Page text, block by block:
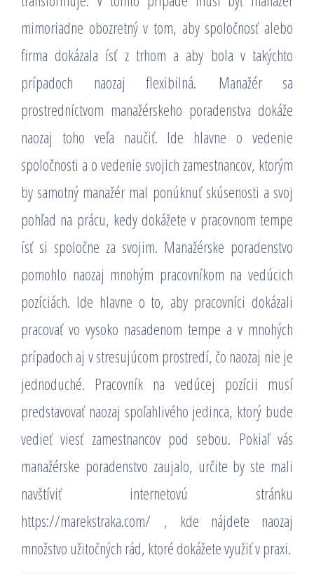
mimoriadne obozretný v tom, aby spoločnosť alebo
firma dokázala ísť z trhom a aby bola v takýchto
prípadoch naozaj flexibilná. Manažér sa
prostredníctvom manažérskeho poradenstva dokáže
naozaj toho veľa naučiť. Ide hlavne o vedenie
spoločnosti a o vedenie svojich zamestnancov, ktorým
by samotný manažér mal ponúknuť skúsenosti a svoj
pohľad na prácu, kedy dokážete v pracovnom tempe
ísť si spoločne za svojim. Manažérske poradenstvo
pomohlo naozaj mnohým pracovníkom na vedúcich
pozíciách. Ide hlavne o to, aby pracovníci dokázali
pracovať vo vysoko nasadenom tempe a v mnohých
prípadoch aj v stresujúcom prostredí, čo naozaj nie je
jednoduché. Pracovník na vedúcej pozícii musí
predstavovať naozaj spoľahlivého jedinca, ktorý bude
vedieť viesť zamestnancov pod sebou. Pokiaľ vás
manažérske poradenstvo zaujalo, určite by ste mali
navštíviť internetovú stránku
https://marekstraka.com/ , kde nájdete naozaj
množstvo užitočných rád, ktoré dokážete využiť v praxi.